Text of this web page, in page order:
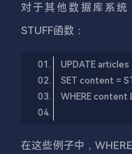
对于其他数据库系统
STUFF函数：
SET content =
WHERE content
在这些例子中，